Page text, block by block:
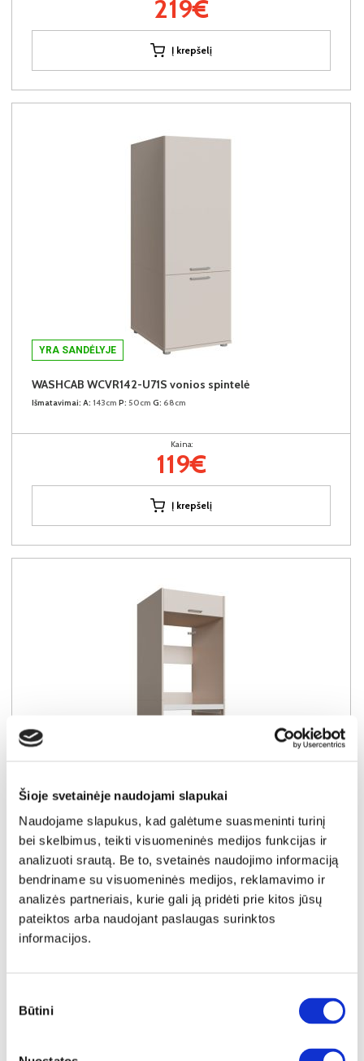
Šioje svetainėje naudojami slapukai
Naudojame slapukus, kad galėtume suasmeninti turinį
bei skelbimus, teikti visuomeninės medijos funkcijas ir
analizuoti srautą. Be to, svetainės naudojimo informaciją
bendriname su visuomeninės medijos, reklamavimo ir
analizės partneriais, kurie gali ją pridėti prie kitos jūsų
pateiktos arba naudojant paslaugas surinktos
informacijos.
pasirinkimas
Būtini
219€
Į krepšelį
YRA SANDĖLYJE
WASHCAB WCVR142-U71S vonios spintelė
Išmatavimai: A: 143cm P: 50cm G: 68cm
Kaina:
119€
Į krepšelį
YRA SANDĖLYJE
WASHCAB WCTO200-U71S pastatoma lentyna skalbimo mašinai
Išmatavimai: A:202cmP:67cm G:68cm
Kaina:
139€